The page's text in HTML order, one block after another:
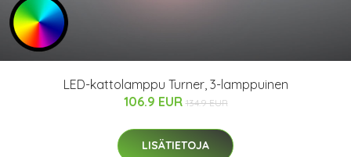
LED-kattolamppu Turner, 3-lamppuinen
106.9 EUR 134.9 EUR
LISÄTIETOJA